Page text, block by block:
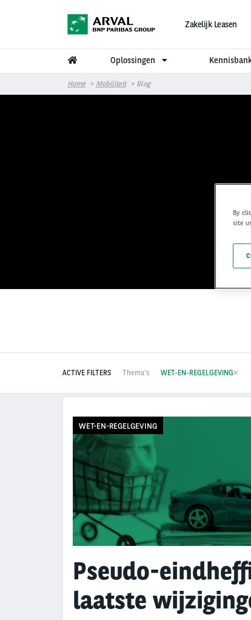
Zakelijk Leasen
Oplossingen
Home Mobiliteit Blog
ACTIVE FILTERS Thema's WET-EN-REGELGEVING
WET-EN-REGELGEVING
Pseudo-
laatste
By
site